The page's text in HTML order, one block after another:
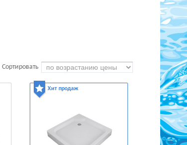
Сортировать
Хит продаж